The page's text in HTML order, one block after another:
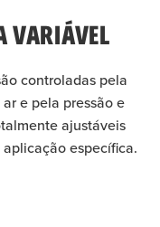
VARIÁVEL
controladas pela
e pela pressão e
ajustáveis
específica.